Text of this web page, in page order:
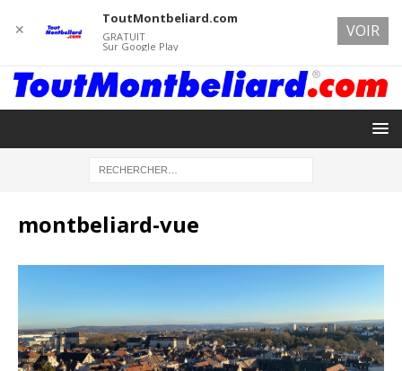
montbeliard-vue
✕
ToutMontbeliard.com
GRATUIT
Sur Google Play
VOIR